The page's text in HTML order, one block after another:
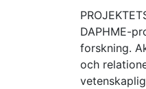
DAPHME-
forskning.
och